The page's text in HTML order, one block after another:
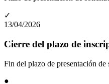
✓
13/04/2026
Cierre del plazo de
Fin del plazo de presentación de
●